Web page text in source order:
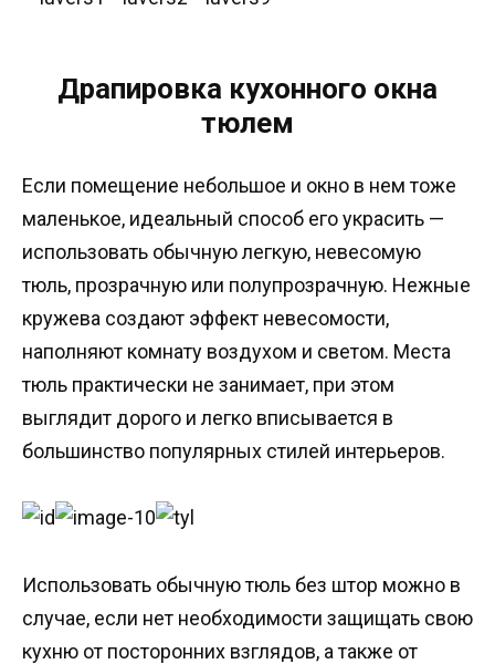
Драпировка кухонного окна
тюлем
Если помещение небольшое и окно в нем тоже
маленькое, идеальный способ его украсить —
использовать обычную легкую, невесомую
тюль, прозрачную или полупрозрачную. Нежные
кружева создают эффект невесомости,
наполняют комнату воздухом и светом. Места
тюль практически не занимает, при этом
выглядит дорого и легко вписывается в
большинство популярных стилей интерьеров.
Использовать обычную тюль без штор можно в
случае, если нет необходимости защищать свою
кухню от посторонних взглядов, а также от